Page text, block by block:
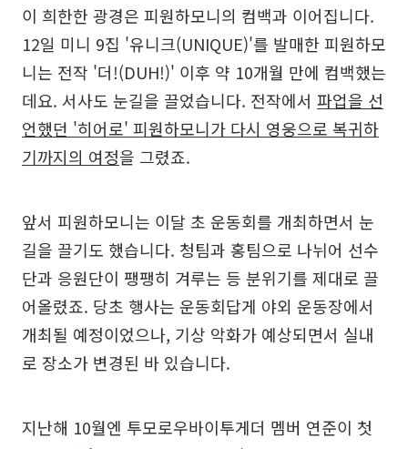
이 희한한 광경은 피원하모니의 컴백과 이어집니다.
12일 미니 9집 '유니크(UNIQUE)'를 발매한 피원하모
니는 전작 '더!(DUH!)' 이후 약 10개월 만에 컴백했는
데요. 서사도 눈길을 끌었습니다. 전작에서 파업을 선
언했던 '히어로' 피원하모니가 다시 영웅으로 복귀하
기까지의 여정을 그렸죠.
앞서 피원하모니는 이달 초 운동회를 개최하면서 눈
길을 끌기도 했습니다. 청팀과 홍팀으로 나뉘어 선수
단과 응원단이 팽팽히 겨루는 등 분위기를 제대로 끌
어올렸죠. 당초 행사는 운동회답게 야외 운동장에서
개최될 예정이었으나, 기상 악화가 예상되면서 실내
로 장소가 변경된 바 있습니다.
지난해 10월엔 투모로우바이투게더 멤버 연준이 첫